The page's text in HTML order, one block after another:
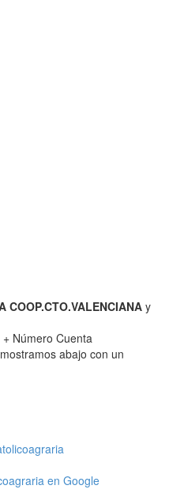
COOP.CTO.VALENCIANA y
Número Cuenta
abajo con un
en Google